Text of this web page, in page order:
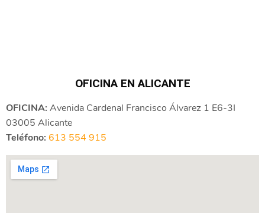
OFICINA EN ALICANTE
OFICINA: Avenida Cardenal Francisco Álvarez 1 E6-3I
03005 Alicante
Teléfono: 613 554 915